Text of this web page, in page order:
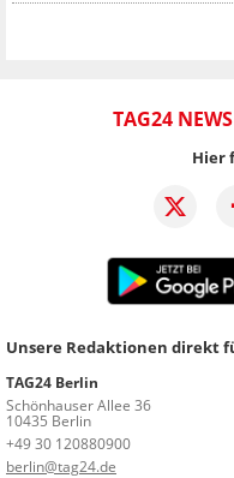
TAG24
Hier
Unsere Redaktionen direkt
TAG24 Berlin
Schönhauser Allee 36
10435 Berlin
+49 30 120880900
berlin@tag24.de